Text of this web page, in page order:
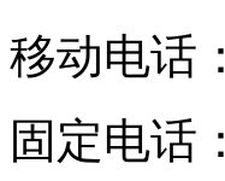
移动电话：
固定电话：